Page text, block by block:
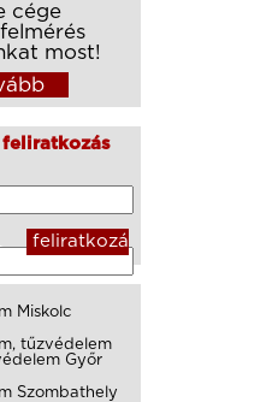
cége
most!
feliratkozás
Miskolc
tűzvédelem
Győr
Szombathely